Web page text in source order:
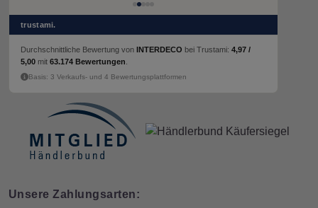
trustami.
Durchschnittliche Bewertung von INTERDECO bei Trustami: 4,97 /
5,00 mit 63.174 Bewertungen
Basis: 3 Verkaufs- und 4 Bewertungsplattformen
Unsere Zahlungsarten: